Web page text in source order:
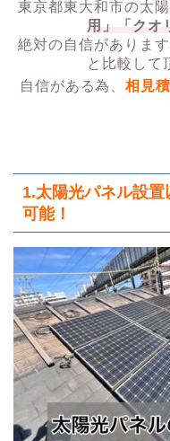
東京都東大和市の太
用」「クオ
絶対の自信がありま
と比較して
自信がある為、 相見
1.太陽光パネル設
可能！